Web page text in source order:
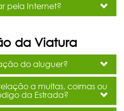
pela Internet?
da Viatura
do aluguer?
a multas, coimas ou
da Estrada?